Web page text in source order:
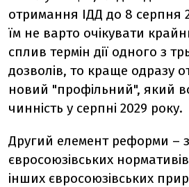
отримання ІДД до 8 серпня
їм не варто очікувати
сплив термін дії одного з
дозволів, то краще одразу
новий "профільний", який
чинність у серпні 2029 року.
Другий елемент реформи –
євросоюзівських
інших євросоюзівських